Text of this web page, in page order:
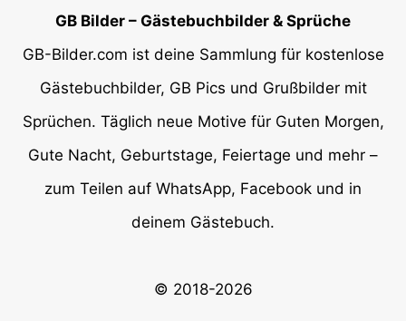
GB Bilder – Gästebuchbilder & Sprüche
GB-Bilder.com ist deine Sammlung für kostenlose
Gästebuchbilder, GB Pics und Grußbilder mit
Sprüchen. Täglich neue Motive für Guten Morgen,
Gute Nacht, Geburtstage, Feiertage und mehr –
zum Teilen auf WhatsApp, Facebook und in
deinem Gästebuch.
© 2018-2026